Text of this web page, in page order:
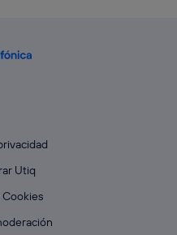
Utiq